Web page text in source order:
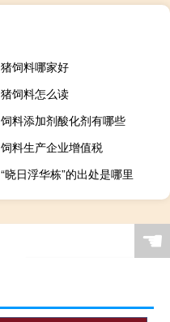
猪饲料哪家好
猪饲料怎么读
饲料添加剂酸化剂有哪些
饲料生产企业增值税
“晓日浮华栋”的出处是哪里
☚